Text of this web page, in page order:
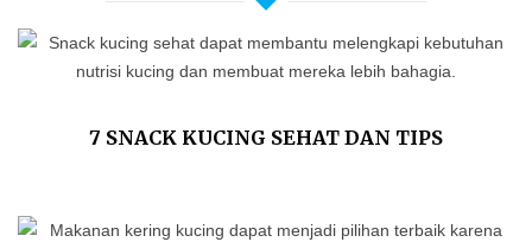
7 SNACK KUCING SEHAT DAN TIPS